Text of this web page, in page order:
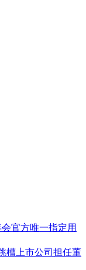
官方唯一指定用
槽上市公司担任董